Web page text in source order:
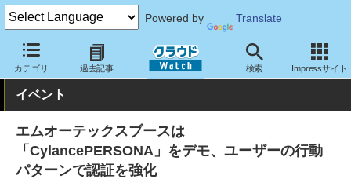
Powered by Translate
カテゴリ 過去記事 検索 Impressサイト
クラウド Watch イベント Japan IT Week Japan IT Week 春
イベント
エムオーテックスブースは
「CylancePERSONA」をデモ、ユーザーの行動
パターンで認証を強化